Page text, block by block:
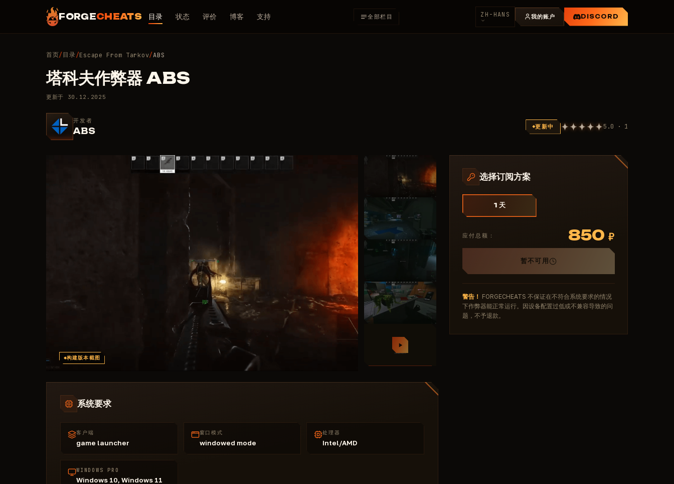
FORGECHEATS 目录 状态 评价 博客 支持 全部栏目 ZH-HANS 我的账户 DISCORD
首页/目录/Escape From Tarkov/ABS
塔科夫作弊器 ABS
更新于 30.12.2025
开发者
ABS 更新中 5.0 · 1
构建版本截图
系统要求
客户端
game launcher
窗口模式
windowed mode
处理器
Intel/AMD
WINDOWS PRO
Windows 10, Windows 11
选择订阅方案
1 天
应付总额： 850 ₽
暂不可用
警告！ FORGECHEATS 不保证在不符合系统要求的情况
下作弊器能正常运行。因设备配置过低或不兼容导致的问
题，不予退款。